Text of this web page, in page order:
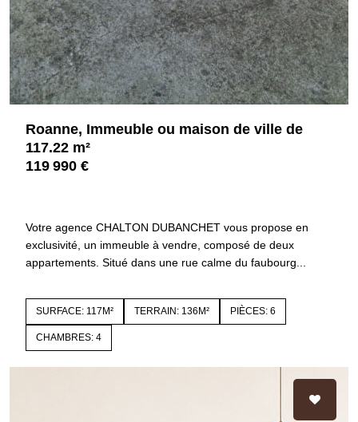
Roanne, Immeuble ou maison de ville de
117.22 m²
119 990 €
Votre agence CHALTON DUBANCHET vous propose en
exclusivité, un immeuble à vendre, composé de deux
appartements. Situé dans une rue calme du faubourg...
SURFACE: 117M² TERRAIN: 136M² PIÈCES: 6
CHAMBRES: 4